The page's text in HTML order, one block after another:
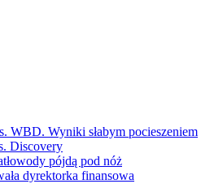
WBD. Wyniki słabym pocieszeniem
Discovery
pójdą pod nóż
dyrektorka finansowa